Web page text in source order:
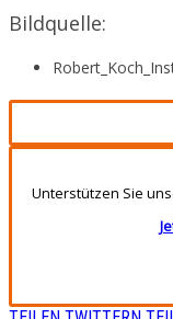
Bildquelle:
Unterstützen Sie